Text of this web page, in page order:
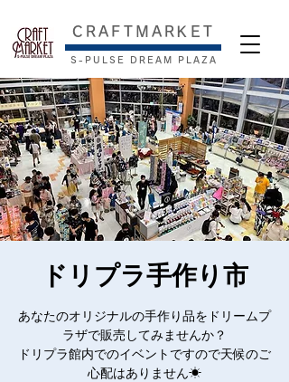
​CRAFTMARKET
S-PULSE DREAM PLAZA
ドリプラ手作り市
あなたのオリジナルの手作り品をドリームプ
ラザで販売してみませんか？
ドリプラ館内でのイベントですので天候のご
心配はありません☀